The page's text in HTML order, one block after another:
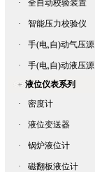
· 全自动校验装置
· 智能压力校验仪
· 手(电,自)动气压源
·
手(电,自)动液压源
液位仪表系列
·
密度计
· 液位变送器
· 锅炉液位计
· 磁翻板液位计